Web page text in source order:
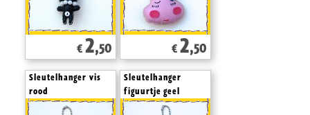
€ 2,50 € 2,50
Sleutelhanger vis
rood
Sleutelhanger
figuurtje geel